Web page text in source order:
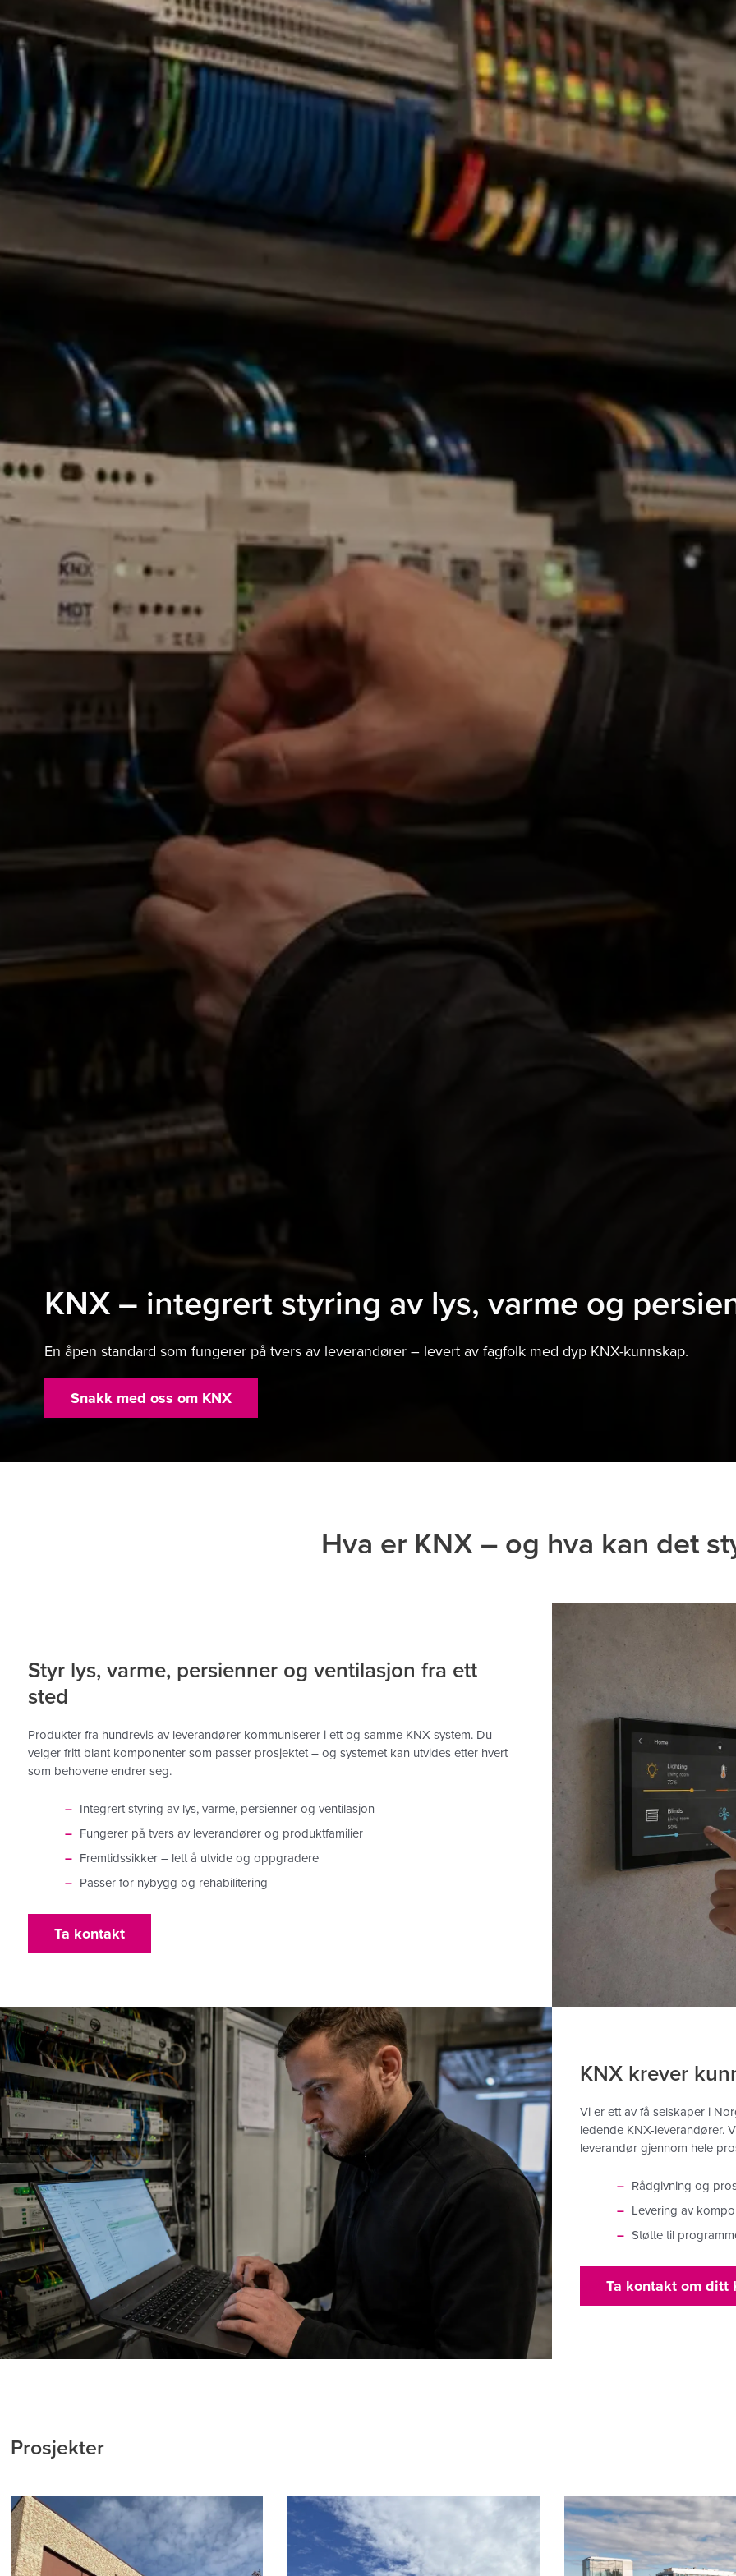
KNX – integrert styring av lys, varme og
En åpen standard som fungerer på tvers av leverandører – levert av fagfolk med dyp KNX-kunnskap.
Snakk med oss om KNX
Hva er KNX – og hva kan det
Styr lys, varme, persienner og ventilasjon fra ett
sted
Produkter fra hundrevis av leverandører kommuniserer i ett og samme KNX-system. Du
velger fritt blant komponenter som passer prosjektet – og systemet kan utvides etter hvert
som behovene endrer seg.
Integrert styring av lys, varme, persienner og ventilasjon
Fungerer på tvers av leverandører og produktfamilier
Fremtidssikker – lett å utvide og oppgradere
Passer for nybygg og rehabilitering
Ta kontakt
KNX krever
Vi er ett av få selskaper i
ledende KNX-leverandører.
leverandør gjennom hele
Rådgivning og
Levering av
Støtte til
Ta kontakt om ditt
Prosjekter